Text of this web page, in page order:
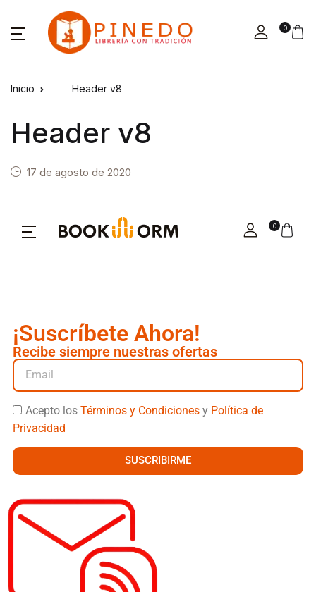
0
Inicio Header v8
Header v8
17 de agosto de 2020
0
¡Suscríbete Ahora!
Recibe siempre nuestras ofertas
Acepto los Términos y Condicionesy Política de
Privacidad
SUSCRIBIRME